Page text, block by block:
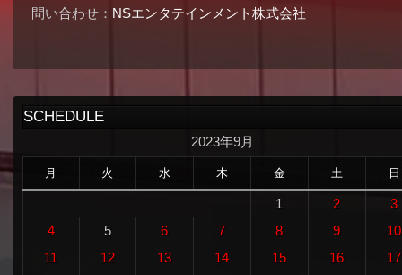
問い合わせ： NSエンタテインメント株式会社
SCHEDULE
2023年9月
月 火 水 木 金 土 日
1 2
3
4
5 6 7 8 9
10
11
12 13 14 15 16
17